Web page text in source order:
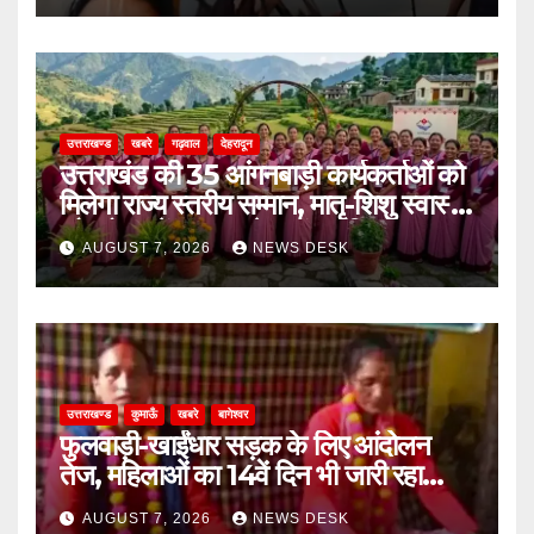
उत्तराखण्ड खबरे गढ़वाल देहरादून
उत्तराखंड की 35 आंगनबाड़ी कार्यकर्ताओं को
मिलेगा राज्य स्तरीय सम्मान, मातृ-शिशु स्वास्थ्य
और पोषण में उत्कृष्ट सेवाओं का मिला पुरस्कार
AUGUST 7, 2026 NEWS DESK
उत्तराखण्ड कुमाऊँ खबरे बागेश्वर
फुलवाड़ी-खाईंधार सड़क के लिए आंदोलन
तेज, महिलाओं का 14वें दिन भी जारी रहा
अनशन
AUGUST 7, 2026 NEWS DESK